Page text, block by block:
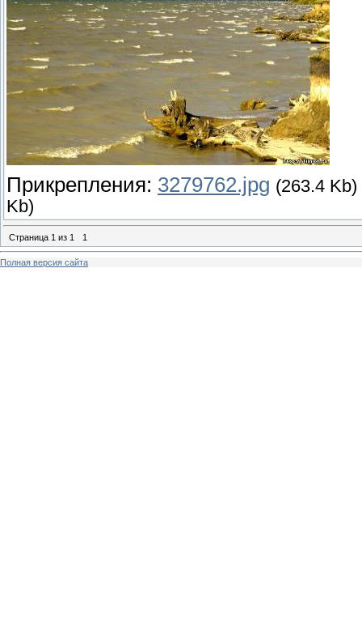
Прикрепления: 3279762.jpg (263.4 Kb)
Kb)
Страница 1 из 1 1
Полная версия сайта